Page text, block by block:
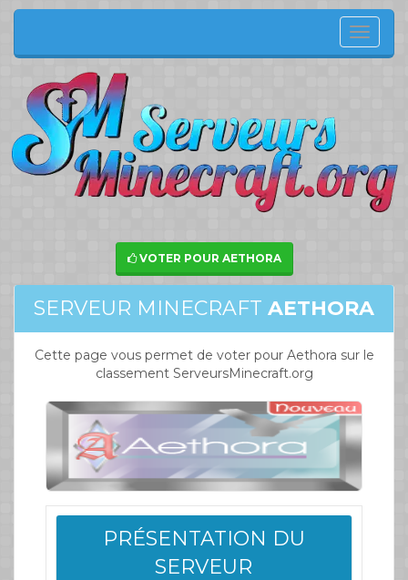
Menu
de
VOTER POUR AETHORA
SERVEUR MINECRAFT AETHORA
Cette page vous permet de voter pour Aethora sur le
classement ServeursMinecraft.org
PRÉSENTATION DU
SERVEUR